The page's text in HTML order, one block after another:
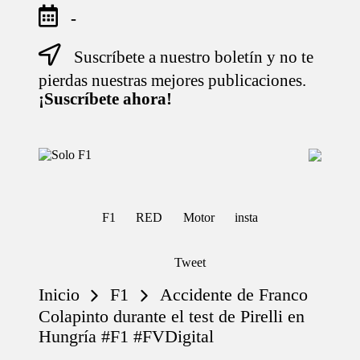
-
Suscríbete a nuestro boletín y no te
pierdas nuestras mejores publicaciones.
¡Suscríbete ahora!
S
Para
F1 RED Motor insta
Tweet
Inicio F1
Accidente de Franco
Colapinto durante el test de Pirelli en
Hungría #F1 #FVDigital